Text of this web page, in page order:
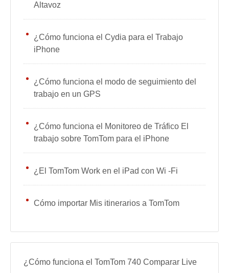
Altavoz
¿Cómo funciona el Cydia para el Trabajo
iPhone
¿Cómo funciona el modo de seguimiento del
trabajo en un GPS
¿Cómo funciona el Monitoreo de Tráfico El
trabajo sobre TomTom para el iPhone
¿El TomTom Work en el iPad con Wi -Fi
Cómo importar Mis itinerarios a TomTom
¿Cómo funciona el TomTom 740 Comparar Live